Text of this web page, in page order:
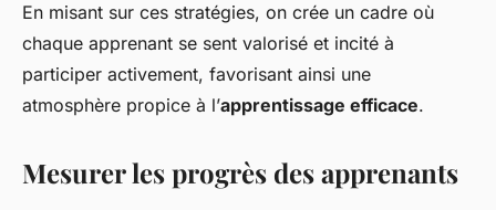
En misant sur ces stratégies, on crée un cadre où
chaque apprenant se sent valorisé et incité à
participer activement, favorisant ainsi une
atmosphère propice à l’apprentissage efficace.
Mesurer les progrès des apprenants